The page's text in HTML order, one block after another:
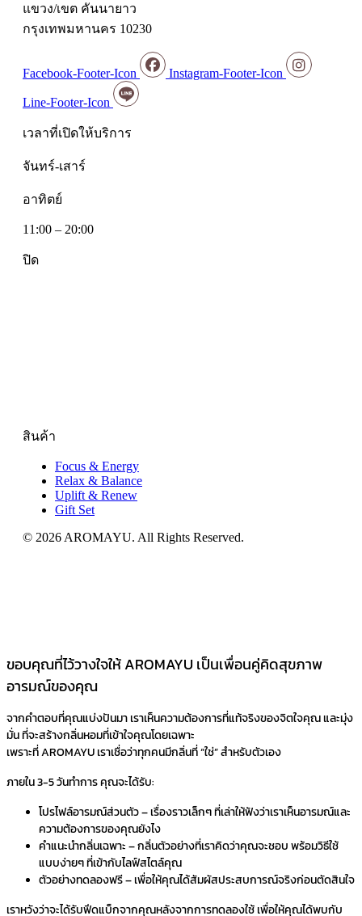
แขวง/เขต คันนายาว
กรุงเทพมหานคร 10230
Facebook-Footer-Icon Instagram-Footer-Icon
Line-Footer-Icon
เวลาที่เปิดให้บริการ
จันทร์-เสาร์
อาทิตย์
11:00 – 20:00
ปิด
สินค้า
Focus & Energy
Relax & Balance
Uplift & Renew
Gift Set
© 2026 AROMAYU. All Rights Reserved.
ขอบคุณที่ไว้วางใจให้ AROMAYU เป็นเพื่อนคู่คิดสุขภาพ
อารมณ์ของคุณ​
จากคำตอบที่คุณแบ่งปันมา เราเห็นความต้องการที่แท้จริงของจิตใจคุณ และมุ่ง
มั่น ที่จะสร้างกลิ่นหอมที่เข้าใจคุณโดยเฉพาะ
เพราะที่ AROMAYU เราเชื่อว่าทุกคนมีกลิ่นที่ “ใช่” สำหรับตัวเอง
ภายใน 3-5 วันทำการ คุณจะได้รับ:
โปรไฟล์อารมณ์ส่วนตัว – เรื่องราวเล็กๆ ที่เล่าให้ฟังว่าเราเห็นอารมณ์และ
ความต้องการของคุณยังไง
คำแนะนำกลิ่นเฉพาะ – กลิ่นตัวอย่างที่เราคิดว่าคุณจะชอบ พร้อมวิธีใช้
แบบง่ายๆ ที่เข้ากับไลฟ์สไตล์คุณ
ตัวอย่างทดลองฟรี – เพื่อให้คุณได้สัมผัสประสบการณ์จริงก่อนตัดสินใจ
เราหวังว่าจะได้รับฟีดแบ็กจากคุณหลังจากการทดลองใช้ เพื่อให้คุณได้พบกับ